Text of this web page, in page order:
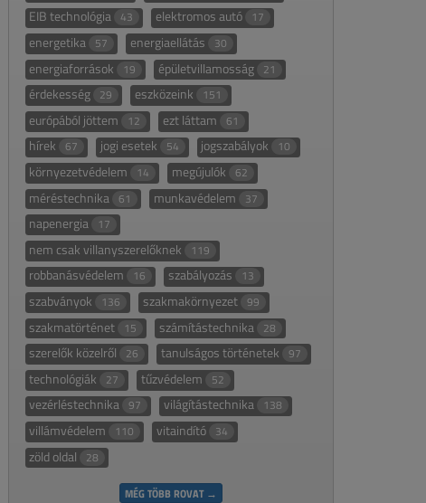
EIB technológia 43 elektromos autó 17
energetika 57 energiaellátás 30
energiaforrások 19 épületvillamosság 21
érdekesség 29 eszközeink 151
európából jöttem 12 ezt láttam 61
hírek 67 jogi esetek 54 jogszabályok 10
környezetvédelem 14 megújulók 62
méréstechnika 61 munkavédelem 37
napenergia 17
nem csak villanyszerelőknek 119
robbanásvédelem 16 szabályozás 13
szabványok 136 szakmakörnyezet 99
szakmatörténet 15 számítástechnika 28
szerelők közelről 26 tanulságos történetek 97
technológiák 27 tűzvédelem 52
vezérléstechnika 97 világítástechnika 138
villámvédelem 110 vitaindító 34
zöld oldal 28
MÉG TÖBB ROVAT →